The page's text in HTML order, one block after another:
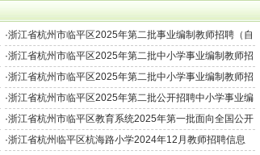
·浙江省杭州市临平区2025年第二批事业编制教师招聘（自
主考核学校）面试成绩及排名公示
·浙江省杭州市临平区2025年第二批中小学事业编制教师招
聘（统一考核岗位）面试成绩公示
·浙江省杭州市临平区2025年第二批中小学事业编制教师招
聘（统一考核岗位）笔试成绩及排名公示
·浙江省杭州市临平区2025年第二批公开招聘中小学事业编
制教师需笔试岗位的通知
·浙江省杭州市临平区教育系统2025年第一批面向全国公开
选聘名优教师公告
·浙江省杭州临平区杭海路小学2024年12月教师招聘信息